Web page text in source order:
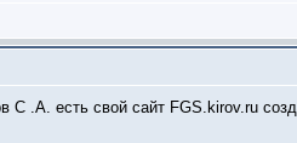
.А. есть свой сайт FGS.kirov.ru